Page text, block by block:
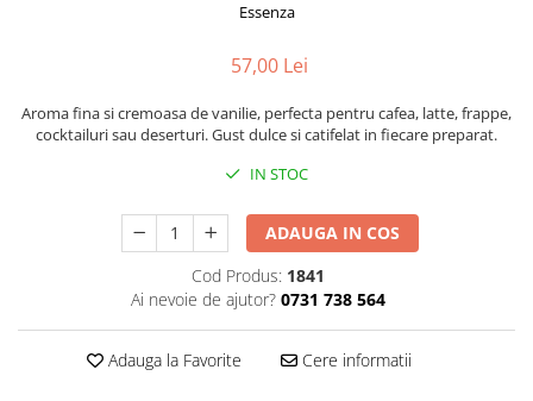
Essenza
57,00 Lei
Aroma fina si cremoasa de vanilie, perfecta pentru cafea, latte, frappe,
cocktailuri sau deserturi. Gust dulce si catifelat in fiecare preparat.
IN STOC
ADAUGA IN COS
Cod Produs: 1841
Ai nevoie de ajutor? 0731 738 564
Adauga la Favorite Cere informatii